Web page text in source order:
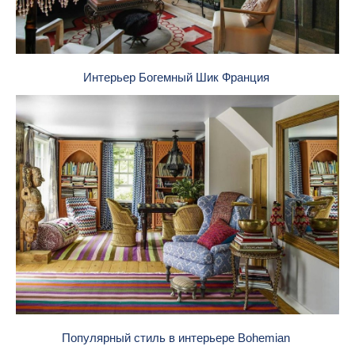
Интерьер Богемный Шик Франция
Популярный стиль в интерьере Bohemian